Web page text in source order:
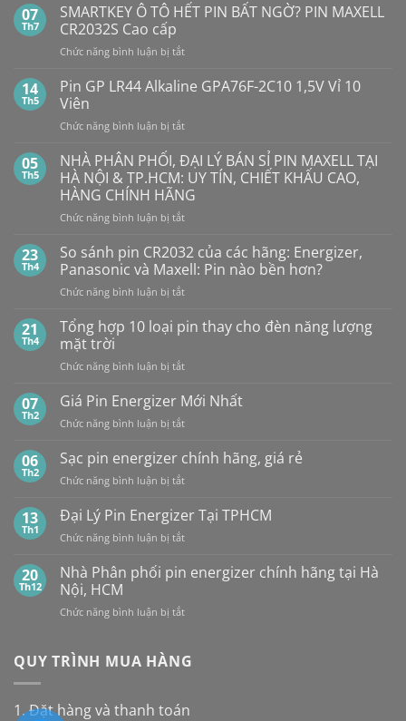
bình
luận
ở
Pin
Con
Dung
Lượng
Bao
Mua
con
thỏ
giá
rẻ
ở
đâu
07
Th7
SMARTKEY Ô TÔ HẾT PIN BẤT NGỜ? PIN MAXELL
CR2032S Cao cấp
Chức năng bình luận bị tắtở
Ô
TÔ
PIN
NGỜ?
PIN
MAXELL
CR2032S Cao
cấp
14
Th5
Pin GP LR44 Alkaline GPA76F-2C10 1,5V Vỉ 10
Viên
Chức năng bình luận bị tắtở
GP
LR44
Alkaline
GPA76F-
2C10
Vỉ
10
Viên
05
Th5
NHÀ PHÂN PHỐI, ĐẠI LÝ BÁN SỈ PIN MAXELL TẠI
HÀ NỘI & TP.HCM: UY TÍN, CHIẾT KHẤU CAO,
HÀNG CHÍNH HÃNG
Chức năng bình luận bị tắtở
PHÂN
PHỐI,
ĐẠI
LÝ
SỈ
TẠI
NỘI
TP.HCM:
TÍN,
CHIẾT
CAO,
HÀNG
CHÍNH
23
Th4
So sánh pin CR2032 của các hãng: Energizer,
Panasonic và Maxell: Pin nào bền hơn?
Chức năng bình luận bị tắtở
sánh
pin
của
hãng:
Panasonic
Maxell:
hơn?
21
Th4
Tổng hợp 10 loại pin thay cho đèn năng lượng
mặt trời
Chức năng bình luận bị tắtở
hợp
10
loại
thay
đèn
lượng
mặt
07
Th2
Giá Pin Energizer Mới Nhất
Chức năng bình luận bị tắtở
Pin
Energizer
Mới
06
Th2
Sạc pin energizer chính hãng, giá rẻ
Chức năng bình luận bị tắtở
pin
energizer
chính
giá
13
Th1
Đại Lý Pin Energizer Tại TPHCM
Chức năng bình luận bị tắtở
Lý
Pin
Tại
20
Th12
Nhà Phân phối pin energizer chính hãng tại Hà
Nội, HCM
Chức năng bình luận bị tắtở
phối
QUY TRÌNH MUA HÀNG
1. Đặt hàng và thanh toán